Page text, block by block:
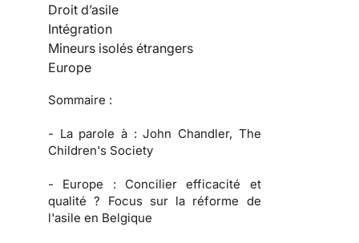
Droit d’asile
Intégration
Mineurs isolés étrangers
Europe
Sommaire :
- La parole à : John Chandler, The
Children's Society
- Europe : Concilier efficacité et
qualité ? Focus sur la réforme de
l'asile en Belgique